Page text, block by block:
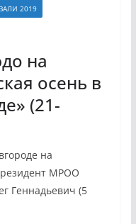
2019
на
осень в
(21-
на
МРОО
Геннадьевич (5